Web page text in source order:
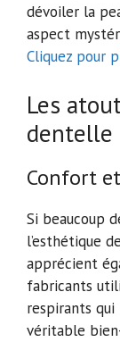
dévoiler la
aspect
Cliquez pour
Les
dentelle
Confort
Si beaucoup
l’esthétique
apprécient
fabricants
respirants
véritable